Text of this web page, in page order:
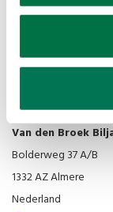
Van den Broek
Van den Broek
Bolderweg 37 A/B
1332 AZ Almere
Nederland